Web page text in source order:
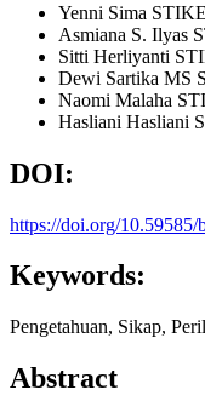
Yenni Sima
Asmiana S. Ilyas
Sitti Herliyanti
Dewi Sartika MS
Naomi Malaha
Hasliani Hasliani
DOI:
https://doi.org/
Keywords:
Pengetahuan, Sikap,
Abstract